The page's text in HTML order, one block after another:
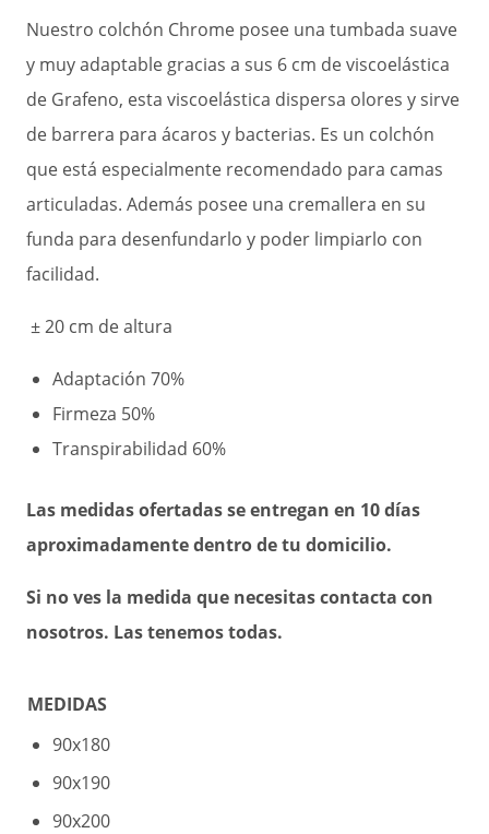
Nuestro colchón Chrome posee una tumbada suave
y muy adaptable gracias a sus 6 cm de viscoelástica
de Grafeno, esta viscoelástica dispersa olores y sirve
de barrera para ácaros y bacterias. Es un colchón
que está especialmente recomendado para camas
articuladas. Además posee una cremallera en su
funda para desenfundarlo y poder limpiarlo con
facilidad.
± 20 cm de altura
Adaptación 70%
Firmeza 50%
Transpirabilidad 60%
Las medidas ofertadas se entregan en 10 días
aproximadamente dentro de tu domicilio.
Si no ves la medida que necesitas contacta con
nosotros. Las tenemos todas.
MEDIDAS
90x180
90x190
90x200